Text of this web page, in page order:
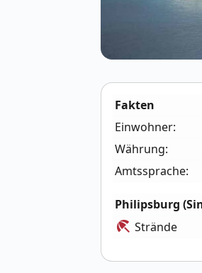
Fakten
Einwohner:
Währung:
Amtssprache:
Philipsburg
beach_access Strände